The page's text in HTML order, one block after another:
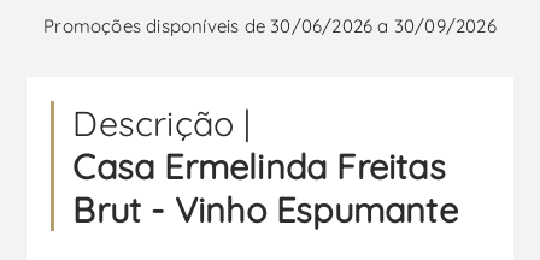
Promoções disponíveis de 30/06/2026 a 30/09/2026
Descrição |
Casa Ermelinda Freitas
Brut - Vinho Espumante